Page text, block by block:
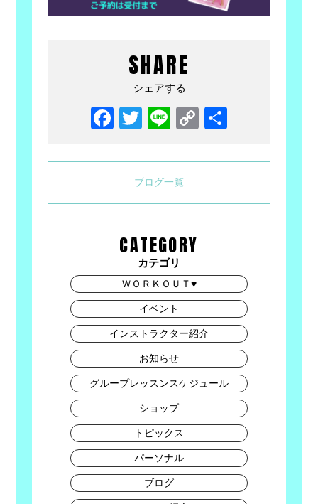
SHARE
シェアする
Facebook
Twitter
LineCopy
ブログ一覧
CATEGORY
カテゴリ
ＷＯＲＫＯＵＴ♥
イベント
インストラクター紹介
お知らせ
グループレッスンスケジュール
ショップ
トピックス
パーソナル
ブログ